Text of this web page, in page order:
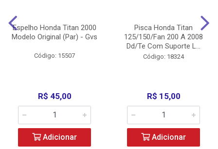
Espelho Honda Titan 2000
Modelo Original (Par) - Gvs
Código: 15507
R$ 45,00
Adicionar
Pisca Honda Titan
125/150/Fan 200 A 2008
Dd/Te Com Suporte L...
Código: 18324
R$ 15,00
Adicionar